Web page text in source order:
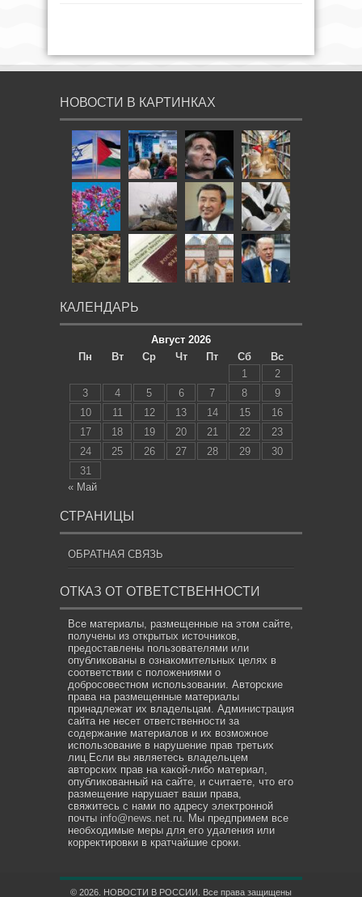
НОВОСТИ В КАРТИНКАХ
КАЛЕНДАРЬ
Август 2026
Пн
Вт Ср Чт Пт Сб
Вс
1
2
3
4 5 6 7 8
9
10
11 12 13 14 15
16
17
18 19 20 21 22
23
24
25 26 27 28 29
30
31
« Май
СТРАНИЦЫ
ОБРАТНАЯ СВЯЗЬ
ОТКАЗ ОТ ОТВЕТСТВЕННОСТИ
Все материалы, размещенные на этом сайте,
получены из открытых источников,
предоставлены пользователями или
опубликованы в ознакомительных целях в
соответствии с положениями о
добросовестном использовании. Авторские
права на размещенные материалы
принадлежат их владельцам. Администрация
сайта не несет ответственности за
содержание материалов и их возможное
использование в нарушение прав третьих
лиц.Если вы являетесь владельцем
авторских прав на какой-либо материал,
опубликованный на сайте, и считаете, что его
размещение нарушает ваши права,
свяжитесь с нами по адресу электронной
почты info@news.net.ru . Мы предпримем все
необходимые меры для его удаления или
корректировки в кратчайшие сроки.
© 2026. НОВОСТИ В РОССИИ. Все права защищены